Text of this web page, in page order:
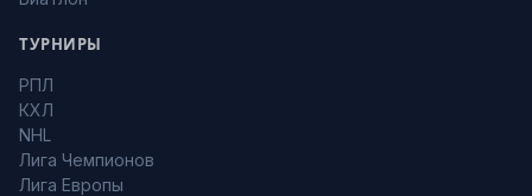
ТУРНИРЫ
РПЛ
КХЛ
NHL
Лига Чемпионов
Лига Европы